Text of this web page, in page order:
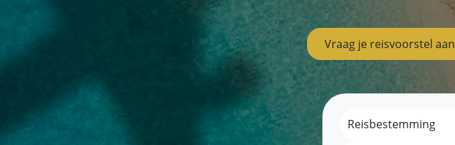
Vraag je reisvoorstel aan